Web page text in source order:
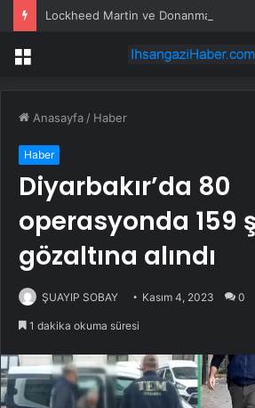
Menü
Anasayfa / Haber
Haber
Diyarbakır’da 80
operasyonda 159
gözaltına alındı
ŞUAYIP SOBAY Kasım 4, 2023 0
1 dakika okuma süresi